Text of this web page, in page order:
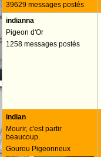
39629 messages postés
indianna
Pigeon d'Or
1258 messages postés
indian
Mourir, c'est partir
beaucoup.
Gourou Pigeonneux